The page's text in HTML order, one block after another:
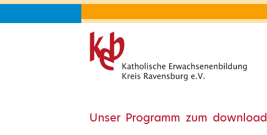
Unser Programm zum download